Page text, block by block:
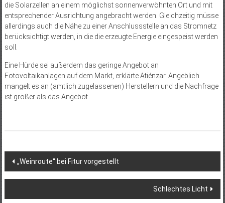
die Solarzellen an einem möglichst sonnenverwöhnten Ort und mit
entsprechender Ausrichtung angebracht werden. Gleichzeitig müsse
allerdings auch die Nähe zu einer Anschlussstelle an das Stromnetz
berücksichtigt werden, in die die erzeugte Energie eingespeist werden
soll.
Eine Hürde sei außerdem das geringe Angebot an
Fotovoltaikanlagen auf dem Markt, erklärte Atiénzar. Angeblich
mangelt es an (amtlich zugelassenen) Herstellern und die Nachfrage
ist größer als das Angebot.
Beitragsnavigation
„Weinroute“ bei Fitur vorgestellt
Schlechtes Licht